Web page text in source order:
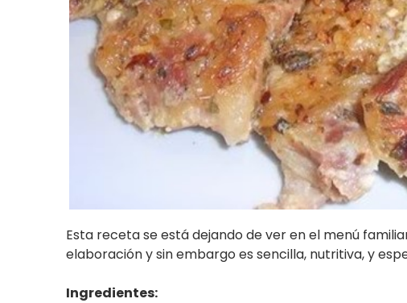
Esta receta se está dejando de ver en el menú
elaboración y sin embargo es sencilla, nutritiva, y
Ingredientes: